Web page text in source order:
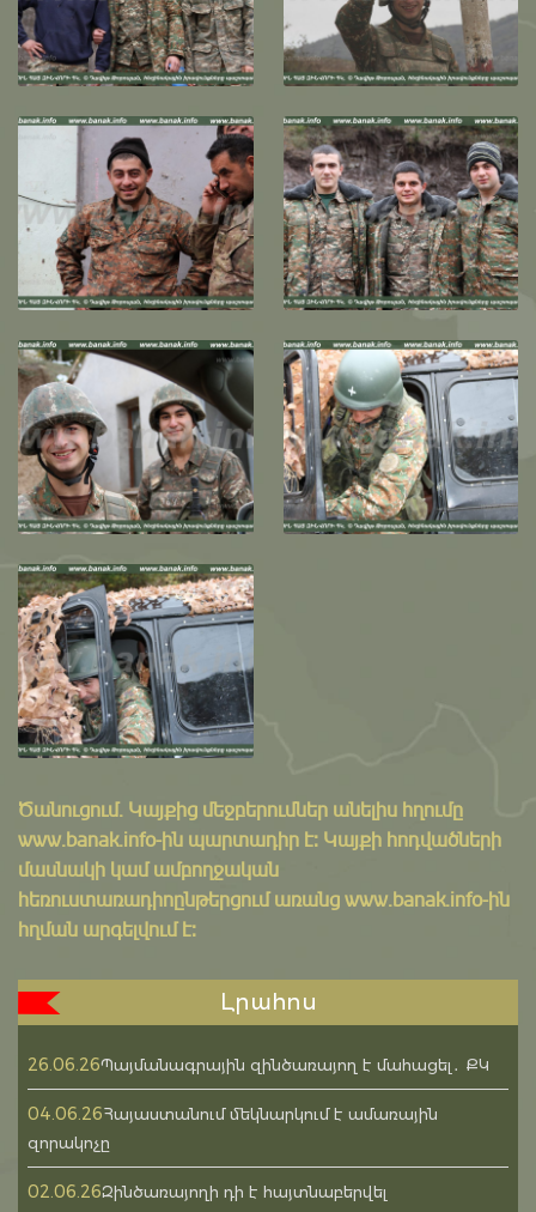
Ծանուցում․ Կայքից մեջբերումներ անելիս հղումը
www.banak.info-ին պարտադիր է: Կայքի հոդվածների
մասնակի կամ ամբողջական
հեռուստառադիոընթերցում առանց www.banak.info-ին
հղման արգելվում է:
Լրահոս
26.06.26Պայմանագրային զինծառայող է մահացել․ ՔԿ
04.06.26Հայաստանում մեկնարկում է ամառային
զորակոչը
02.06.26Զինծառայողի դի է հայտնաբերվել